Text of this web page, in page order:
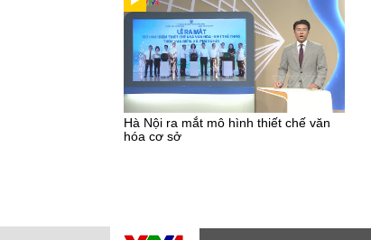
Hà Nội ra mắt mô hình thiết chế văn
hóa cơ sở